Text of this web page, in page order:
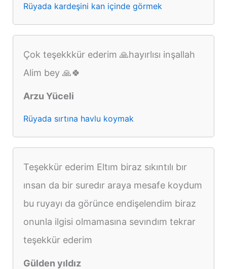
Rüyada kardeşini kan içinde görmek
Çok teşekkkür ederim 🙏hayırlısı inşallah
Alim bey 🙏🍀
Arzu Yüceli
Rüyada sırtına havlu koymak
Teşekkür ederim Eltım biraz sıkıntılı bır
ınsan da bir suredır araya mesafe koydum
bu ruyayı da görünce endişelendim biraz
onunla ilgisi olmamasına sevındım tekrar
teşekkür ederim
Gülden yıldız